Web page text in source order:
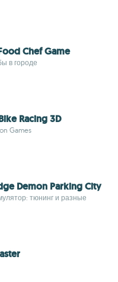
Chef Game
в городе
Racing 3D
Games
Demon Parking City
тюнинг и разные